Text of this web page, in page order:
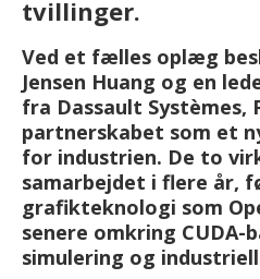
tvillinger.
Ved et fælles oplæg
Jensen Huang og en
fra Dassault Systèmes,
partnerskabet som et
for industrien. De to
samarbejdet i flere år,
grafikteknologi som
senere omkring CUDA-
simulering og